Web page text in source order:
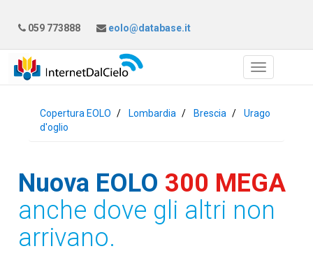
059 773888 eolo@database.it
Copertura EOLO Lombardia Brescia
Urago
d'oglio
Nuova EOLO 300 MEGA
anche dove gli altri non
arrivano.